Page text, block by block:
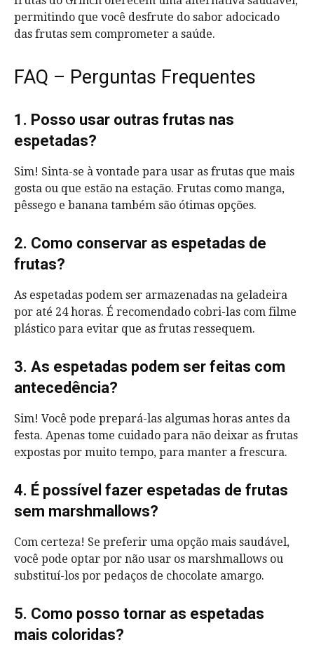
permitindo que você desfrute do sabor adocicado
das frutas sem comprometer a saúde.
FAQ – Perguntas Frequentes
1. Posso usar outras frutas nas
espetadas?
Sim! Sinta-se à vontade para usar as frutas que mais
gosta ou que estão na estação. Frutas como manga,
pêssego e banana também são ótimas opções.
2. Como conservar as espetadas de
frutas?
As espetadas podem ser armazenadas na geladeira
por até 24 horas. É recomendado cobri-las com filme
plástico para evitar que as frutas ressequem.
3. As espetadas podem ser feitas com
antecedência?
Sim! Você pode prepará-las algumas horas antes da
festa. Apenas tome cuidado para não deixar as frutas
expostas por muito tempo, para manter a frescura.
4. É possível fazer espetadas de frutas
sem marshmallows?
Com certeza! Se preferir uma opção mais saudável,
você pode optar por não usar os marshmallows ou
substituí-los por pedaços de chocolate amargo.
5. Como posso tornar as espetadas
mais coloridas?